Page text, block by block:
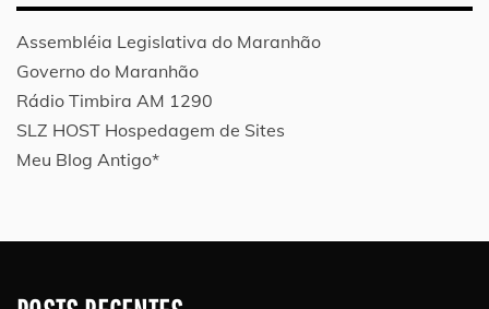
Assembléia Legislativa do Maranhão
Governo do Maranhão
Rádio Timbira AM 1290
SLZ HOST Hospedagem de Sites
Meu Blog Antigo*